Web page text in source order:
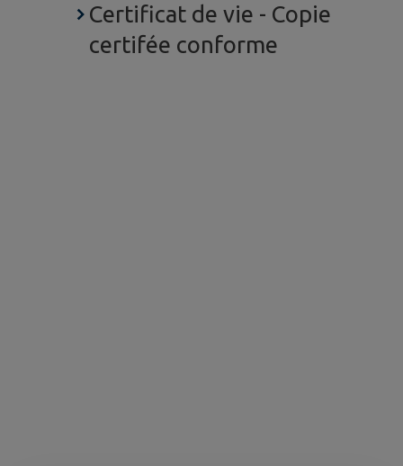
Certificat de vie - Copie
certifée conforme